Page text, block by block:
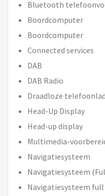
Bluetooth
Boordcomputer
Boordcomputer
Connected services
DAB
DAB Radio
Draadloze
Head-Up Display
Head-up display
Multimedia-
Navigatiesysteem
Navigatiesysteem
Navigatiesysteem